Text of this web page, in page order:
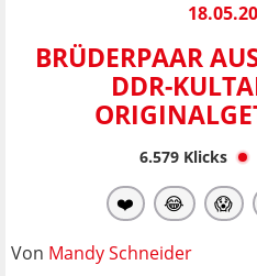
BRÜDERPAAR
DDR-
6.579Klicks
❤️ 😂 😱
Von Mandy Schneider